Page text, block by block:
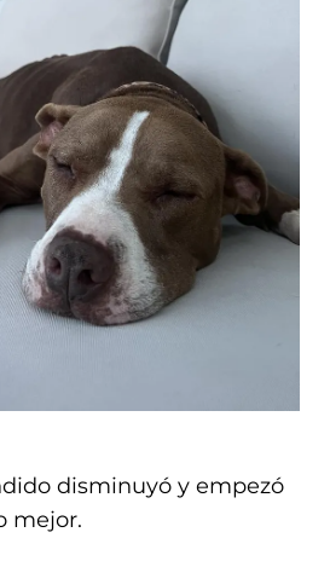
disminuyó y empezó
mejor.